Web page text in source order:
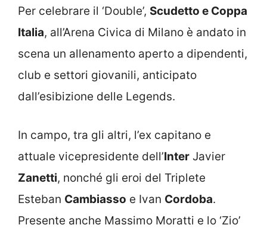
Per celebrare il ‘Double’, Scudetto e Coppa
Italia, all’Arena Civica di Milano è andato in
scena un allenamento aperto a dipendenti,
club e settori giovanili, anticipato
dall’esibizione delle Legends.
In campo, tra gli altri, l’ex capitano e
attuale vicepresidente dell’Inter Javier
Zanetti, nonché gli eroi del Triplete
Esteban Cambiasso e Ivan Cordoba.
Presente anche Massimo Moratti e lo ‘Zio’